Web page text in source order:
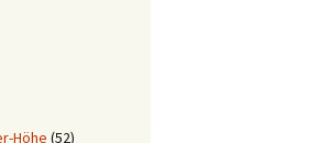
Höhe (52)